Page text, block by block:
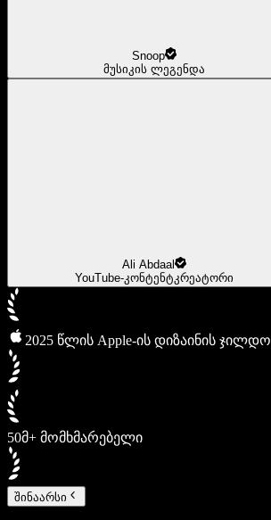
Snoop
მუსიკის ლეგენდა
Ali Abdaal
YouTube-კონტენტკრეატორი
2025 წლის Apple-ის დიზაინის ჯილდო
50მ+ მომხმარებელი
შინაარსი